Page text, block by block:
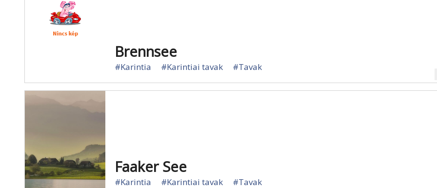
Brennsee
#Karintia #Karintiai tavak #Tavak
Faaker See
#Karintia #Karintiai tavak #Tavak